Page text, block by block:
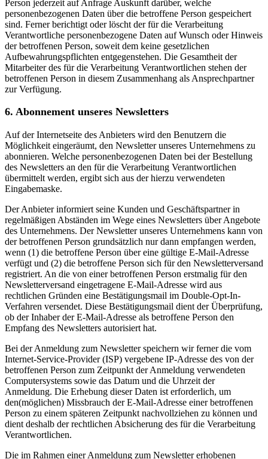
Person jederzeit auf Anfrage Auskunft darüber, welche
personenbezogenen Daten über die betroffene Person gespeichert
sind. Ferner berichtigt oder löscht der für die Verarbeitung
Verantwortliche personenbezogene Daten auf Wunsch oder Hinweis
der betroffenen Person, soweit dem keine gesetzlichen
Aufbewahrungspflichten entgegenstehen. Die Gesamtheit der
Mitarbeiter des für die Verarbeitung Verantwortlichen stehen der
betroffenen Person in diesem Zusammenhang als Ansprechpartner
zur Verfügung.
6. Abonnement unseres Newsletters
Auf der Internetseite des Anbieters wird den Benutzern die
Möglichkeit eingeräumt, den Newsletter unseres Unternehmens zu
abonnieren. Welche personenbezogenen Daten bei der Bestellung
des Newsletters an den für die Verarbeitung Verantwortlichen
übermittelt werden, ergibt sich aus der hierzu verwendeten
Eingabemaske.
Der Anbieter informiert seine Kunden und Geschäftspartner in
regelmäßigen Abständen im Wege eines Newsletters über Angebote
des Unternehmens. Der Newsletter unseres Unternehmens kann von
der betroffenen Person grundsätzlich nur dann empfangen werden,
wenn (1) die betroffene Person über eine gültige E-Mail-Adresse
verfügt und (2) die betroffene Person sich für den Newsletterversand
registriert. An die von einer betroffenen Person erstmalig für den
Newsletterversand eingetragene E-Mail-Adresse wird aus
rechtlichen Gründen eine Bestätigungsmail im Double-Opt-In-
Verfahren versendet. Diese Bestätigungsmail dient der Überprüfung,
ob der Inhaber der E-Mail-Adresse als betroffene Person den
Empfang des Newsletters autorisiert hat.
Bei der Anmeldung zum Newsletter speichern wir ferner die vom
Internet-Service-Provider (ISP) vergebene IP-Adresse des von der
betroffenen Person zum Zeitpunkt der Anmeldung verwendeten
Computersystems sowie das Datum und die Uhrzeit der
Anmeldung. Die Erhebung dieser Daten ist erforderlich, um
den(möglichen) Missbrauch der E-Mail-Adresse einer betroffenen
Person zu einem späteren Zeitpunkt nachvollziehen zu können und
dient deshalb der rechtlichen Absicherung des für die Verarbeitung
Verantwortlichen.
Die im Rahmen einer Anmeldung zum Newsletter erhobenen